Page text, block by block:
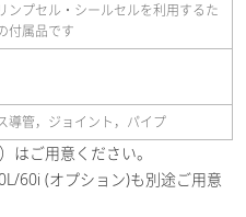
ンプセル・シールセルを利用するた
付属品です
導管，ジョイント，パイプ
はご用意ください。
60i (オプション)も別途ご用意